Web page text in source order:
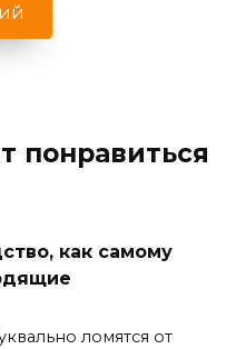
понравиться
как самому
ломятся от